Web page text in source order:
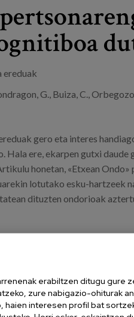
ereduak
G., Buiza, C.,
gero eta interes
ere, ekarpen gutxi daude
honetan, «Etxean Ondo»
lotutako esku-hartzeek
dituzten ondorioak
erabiltzen ditugu gure
zure nabigazio-ohiturak
haien interesen profil bat